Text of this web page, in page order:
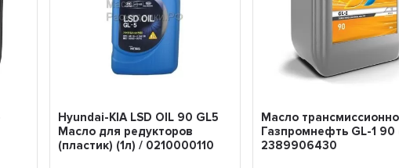
Hyundai-KIA LSD OIL 90 GL5
Масло для редукторов
(пластик) (1л) / 0210000110
Масло
Газпромнефть GL-1 90
2389906430